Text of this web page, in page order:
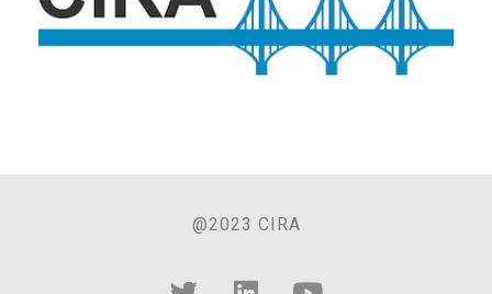
@2023 CIRA